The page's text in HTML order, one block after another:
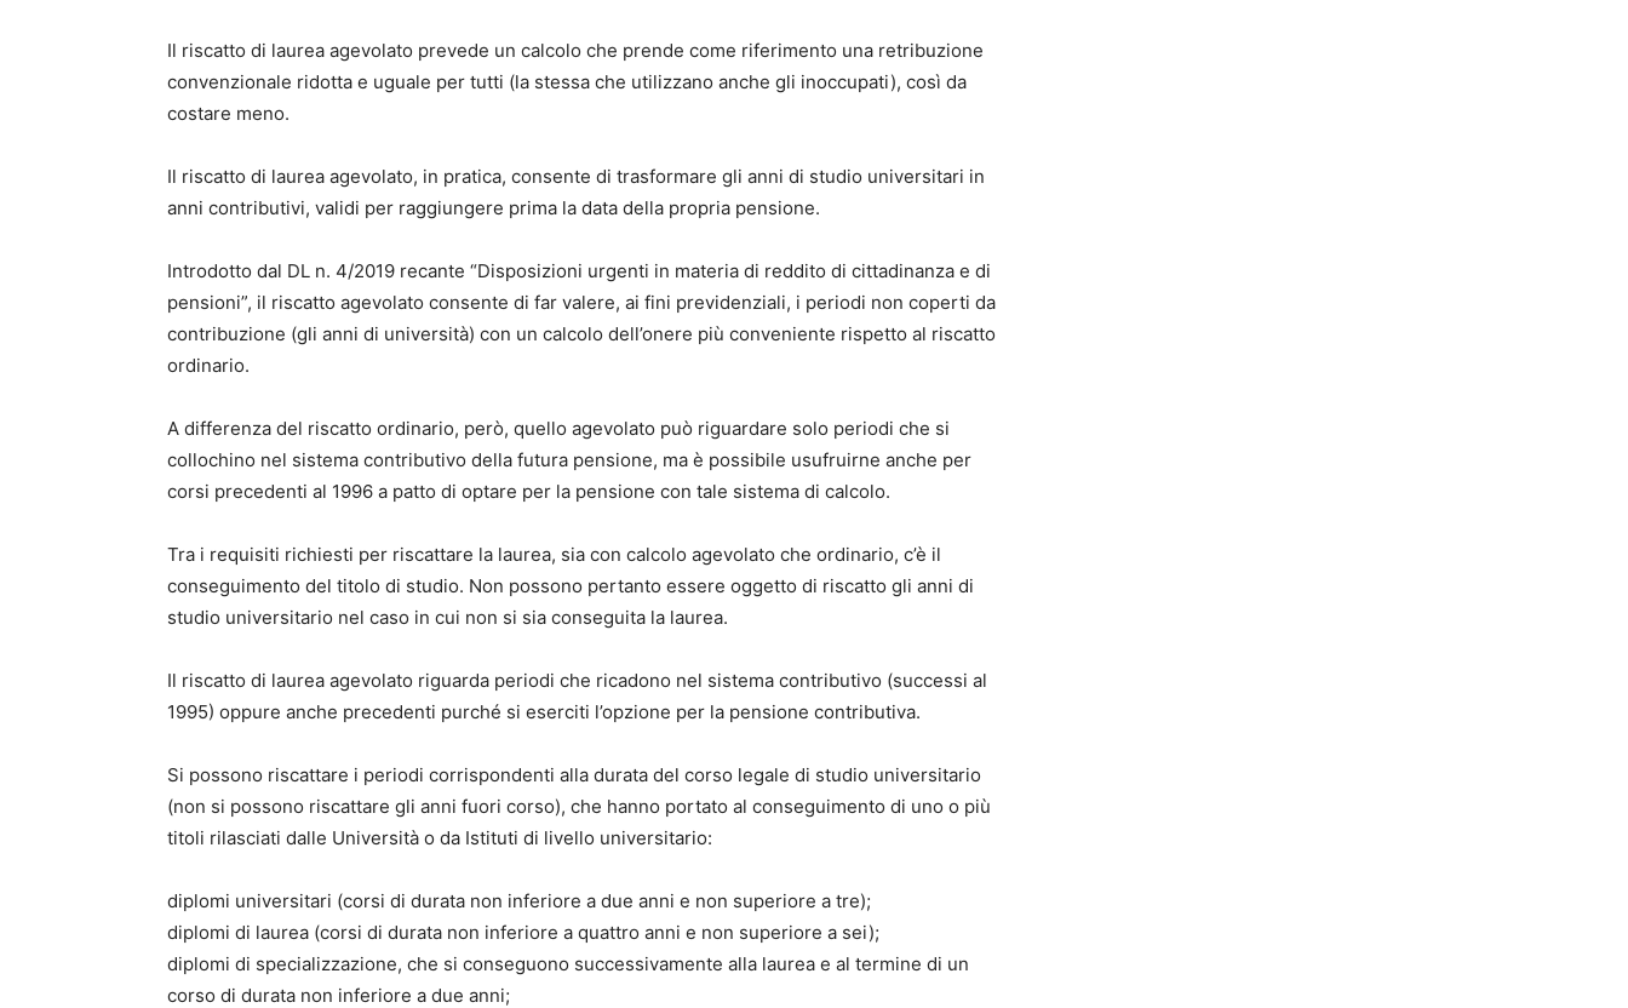
Il riscatto di laurea agevolato prevede un calcolo che prende come riferimento una retribuzione
convenzionale ridotta e uguale per tutti (la stessa che utilizzano anche gli inoccupati), così da
costare meno.
Il riscatto di laurea agevolato, in pratica, consente di trasformare gli anni di studio universitari in
anni contributivi, validi per raggiungere prima la data della propria pensione.
Introdotto dal DL n. 4/2019 recante “Disposizioni urgenti in materia di reddito di cittadinanza e di
pensioni”, il riscatto agevolato consente di far valere, ai fini previdenziali, i periodi non coperti da
contribuzione (gli anni di università) con un calcolo dell’onere più conveniente rispetto al riscatto
ordinario.
A differenza del riscatto ordinario, però, quello agevolato può riguardare solo periodi che si
collochino nel sistema contributivo della futura pensione, ma è possibile usufruirne anche per
corsi precedenti al 1996 a patto di optare per la pensione con tale sistema di calcolo.
Tra i requisiti richiesti per riscattare la laurea, sia con calcolo agevolato che ordinario, c’è il
conseguimento del titolo di studio. Non possono pertanto essere oggetto di riscatto gli anni di
studio universitario nel caso in cui non si sia conseguita la laurea.
Il riscatto di laurea agevolato riguarda periodi che ricadono nel sistema contributivo (successi al
1995) oppure anche precedenti purché si eserciti l’opzione per la pensione contributiva.
Si possono riscattare i periodi corrispondenti alla durata del corso legale di studio universitario
(non si possono riscattare gli anni fuori corso), che hanno portato al conseguimento di uno o più
titoli rilasciati dalle Università o da Istituti di livello universitario:
diplomi universitari (corsi di durata non inferiore a due anni e non superiore a tre);
diplomi di laurea (corsi di durata non inferiore a quattro anni e non superiore a sei);
diplomi di specializzazione, che si conseguono successivamente alla laurea e al termine di un
corso di durata non inferiore a due anni;